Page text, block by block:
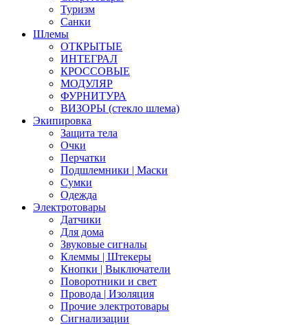
Туризм
Санки
Шлемы
ОТКРЫТЫЕ
ИНТЕГРАЛ
КРОССОВЫЕ
МОДУЛЯР
ФУРНИТУРА
ВИЗОРЫ (стекло шлема)
Экипировка
Защита тела
Очки
Перчатки
Подшлемники | Маски
Сумки
Одежда
Электротовары
Датчики
Для дома
Звуковые сигналы
Клеммы | Штекеры
Кнопки | Выключатели
Поворотники и свет
Провода | Изоляция
Прочие электротовары
Сигнализации